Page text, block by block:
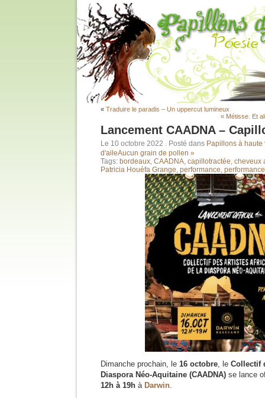
« Traduire le paradis – Un uppercut lumineux
« Métisse. Et
Lancement CAADNA –
Le 10 octobre 2022 . Posté dans Papillons à haute
d'aileAucun grain de pollen »
Tags: bordeaux, CAADNA, capillotractée, cheveux
Patricia Houéfa Grange, performance,
Dimanche prochain, le 16 octobre, le Collectif
Diaspora Néo-Aquitaine (CAADNA) se lance
12h à 19h à Darwin.